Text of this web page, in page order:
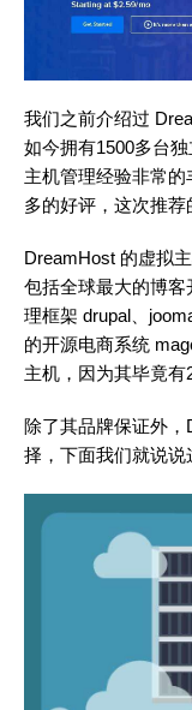
我们之前介绍过
如今拥有1500多台
主机管理经验非常
多的好评，这次推荐
DreamHost 的虚拟
包括全球最大的博
理框架 drupal、
的开源电商系统
主机，因为其毕竟有
除了其品牌保证外
择，下面我们就说说